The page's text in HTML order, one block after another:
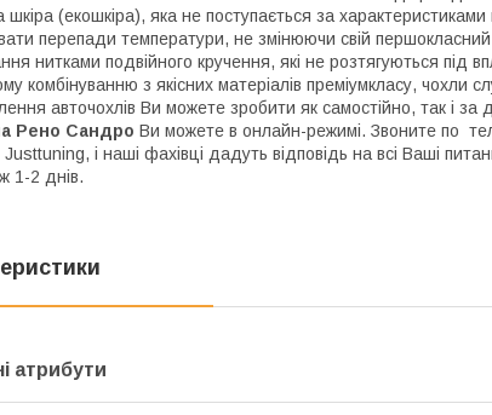
(екошкіра), яка не поступається за характеристиками
перепади температури, не змінюючи свій
нитками подвійного кручення, які не розтягуються під
комбінуванню з якісних матеріалів преміумкласу, чохли
авточохлів Ви можете зробити як самостійно, так і за
Рено Сандро Ви можете в онлайн-режимі. Звоните по
Justtuning, і наші фахівці дадуть відповідь на всі Ваші
1-2 днів.
атрибути